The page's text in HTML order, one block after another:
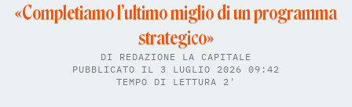
«Completiamo l’ultimo miglio di un programma
strategico»
DI REDAZIONE LA CAPITALE
PUBBLICATO IL 3 LUGLIO 2026 09:42
TEMPO DI LETTURA 2'